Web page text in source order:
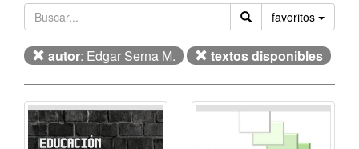
favoritos
autor: Edgar Serna M. textos disponibles